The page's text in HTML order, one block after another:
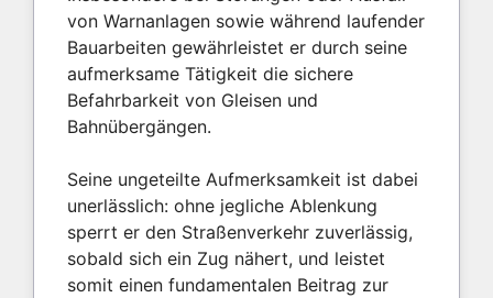
von Warnanlagen sowie während laufender
Bauarbeiten gewährleistet er durch seine
aufmerksame Tätigkeit die sichere
Befahrbarkeit von Gleisen und
Bahnübergängen.
Seine ungeteilte Aufmerksamkeit ist dabei
unerlässlich: ohne jegliche Ablenkung
sperrt er den Straßenverkehr zuverlässig,
sobald sich ein Zug nähert, und leistet
somit einen fundamentalen Beitrag zur